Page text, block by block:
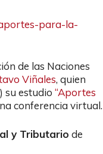
para-la-
de las Naciones
Viñales, quien
su estudio “Aportes
conferencia virtual.
y Tributario de